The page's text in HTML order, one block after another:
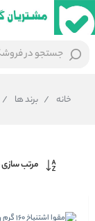
جستجو در
خانه / برند ها /
مرتب